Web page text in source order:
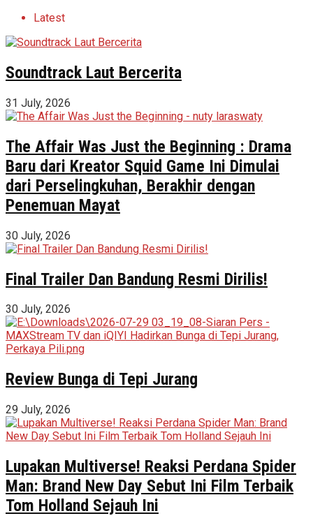
Latest
Soundtrack Laut Bercerita
31 July, 2026
The Affair Was Just the Beginning : Drama
Baru dari Kreator Squid Game Ini Dimulai
dari Perselingkuhan, Berakhir dengan
Penemuan Mayat
30 July, 2026
Final Trailer Dan Bandung Resmi Dirilis!
30 July, 2026
Review Bunga di Tepi Jurang
29 July, 2026
Lupakan Multiverse! Reaksi Perdana Spider
Man: Brand New Day Sebut Ini Film Terbaik
Tom Holland Sejauh Ini